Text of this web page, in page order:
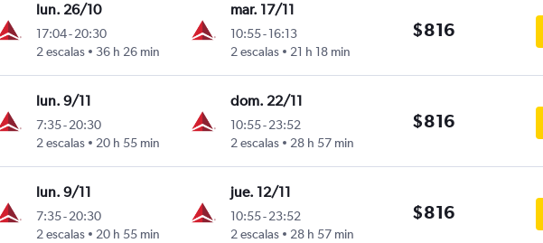
lun. 26/10
17:04-20:30
2 escalas
36 h 26 min
mar. 17/11
10:55-16:13
2 escalas
21 h 18 min
$816
lun. 9/11
7:35-20:30
2 escalas
20 h 55 min
dom. 22/11
10:55-23:52
2 escalas
28 h 57 min
$816
lun. 9/11
7:35-20:30
2 escalas
20 h 55 min
jue. 12/11
10:55-23:52
2 escalas
28 h 57 min
$816